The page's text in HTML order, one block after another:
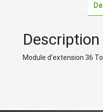
Description
Module d’extension 36